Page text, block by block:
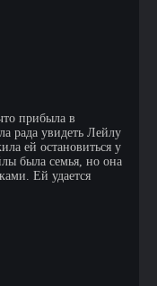
прибыла в
рада увидеть Лейлу
ей остановиться у
была семья, но она
Ей удается